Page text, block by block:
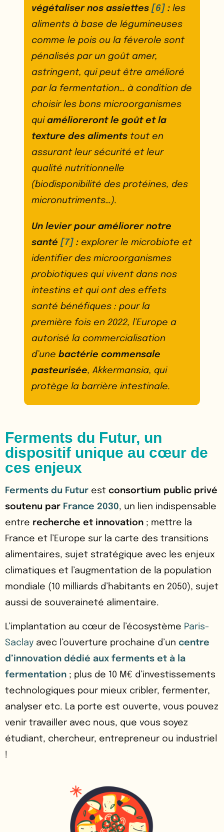
végétaliser nos assiettes[6] : les
aliments à base de légumineuses
comme le pois ou la féverole sont
pénalisés par un goût amer,
astringent, qui peut être amélioré
par la fermentation… à condition de
choisir les bons microorganismes
quiamélioreront le goût et la
texture des aliments tout en
assurant leur sécurité et leur
qualité nutritionnelle
(biodisponibilité des protéines, des
micronutriments…).
Un levier pour améliorer notre
santé[7] : explorer le microbiote et
identifier des microorganismes
probiotiques qui vivent dans nos
intestins et qui ont des effets
santé bénéfiques : pour la
première fois en 2022, l’Europe a
autorisé la commercialisation
d’unebactérie commensale
pasteurisée, Akkermansia, qui
protège la barrière intestinale.
Ferments du Futur, un
dispositif unique au cœur de
ces enjeux
Ferments du Futur est consortium public privé
soutenu par France 2030, un lien indispensable
entre recherche et innovation ; mettre la
France et l’Europe sur la carte des transitions
alimentaires, sujet stratégique avec les enjeux
climatiques et l’augmentation de la population
mondiale (10 milliards d’habitants en 2050), sujet
aussi de souveraineté alimentaire.
L’implantation au cœur de l’écosystème Paris-
Saclay avec l’ouverture prochaine d’un centre
d’innovation dédié aux ferments et à la
fermentation ; plus de 10 M€ d’investissements
technologiques pour mieux cribler, fermenter,
analyser etc. La porte est ouverte, vous pouvez
venir travailler avec nous, que vous soyez
étudiant, chercheur, entrepreneur ou industriel
!